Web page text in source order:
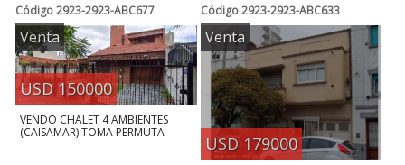
Código2923-2923-ABC677
Venta
USD 150000
VENDO CHALET 4 AMBIENTES
(CAISAMAR) TOMA PERMUTA
Código2923-2923-ABC633
Venta
USD 179000